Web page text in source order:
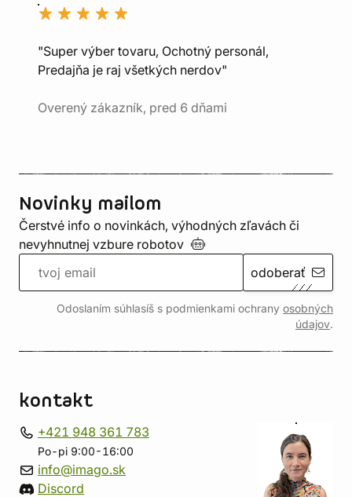
"Super výber tovaru, Ochotný personál,
Predajňa je raj všetkých nerdov"
Overený zákazník, pred 6 dňami
Novinky mailom
Čerstvé info o novinkách, výhodných zľavách či
nevyhnutnej vzbure robotov
odoberať
Odoslaním súhlasíš s podmienkami ochrany osobných
údajov.
kontakt
+421 948 361 783
Po-pi 9:00-16:00
info@imago.sk
Discord